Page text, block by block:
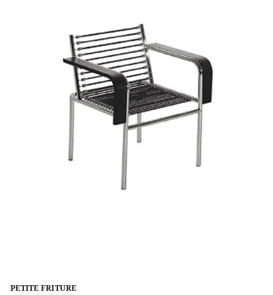
PETITE FRITURE